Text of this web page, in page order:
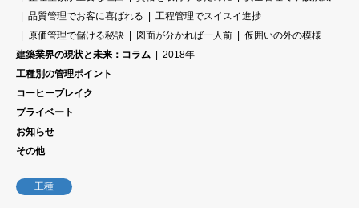
品質管理でお客に喜ばれる
工程管理でスイスイ進捗
原価管理で儲ける秘訣
図面が分かれば一人前
仮囲いの外の模様
建築業界の現状と未来：コラム
2018年
工種別の管理ポイント
コーヒーブレイク
プライベート
お知らせ
その他
工種